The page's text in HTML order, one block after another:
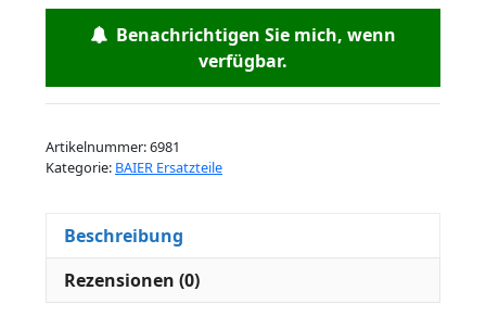
Benachrichtigen Sie mich, wenn
verfügbar.
Artikelnummer:6981
Kategorie: BAIER Ersatzteile
Beschreibung
Rezensionen (0)